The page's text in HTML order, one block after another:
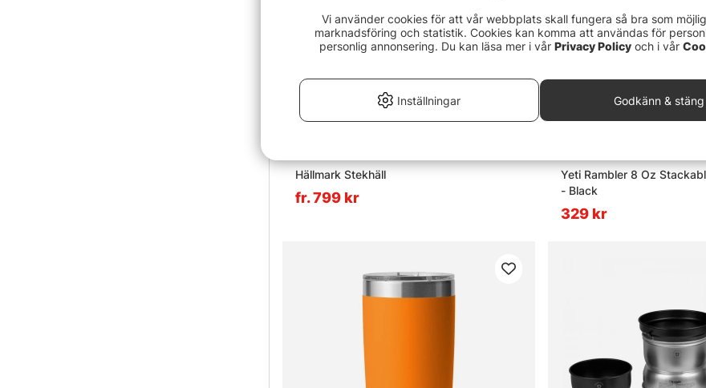
Hällmark Stekhäll
fr. 799 kr
Yeti Rambler 8 Oz
- Black
329 kr
Vi använder cookies för att vår webbplats skall fungera så bra som
marknadsföring och statistik. Cookies kan komma att användas för
personlig annonsering. Du kan läsa mer i vår Privacy Policy och i vår
Inställningar Godkänn & stäng